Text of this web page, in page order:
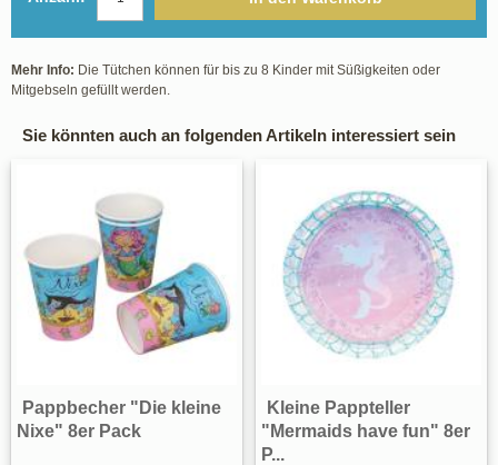
Mehr Info: Die Tütchen können für bis zu 8 Kinder mit Süßigkeiten oder
Mitgebseln gefüllt werden.
Sie könnten auch an folgenden Artikeln interessiert sein
Pappbecher "Die kleine
Nixe" 8er Pack
Kleine Pappteller
"Mermaids have fun" 8er
P...